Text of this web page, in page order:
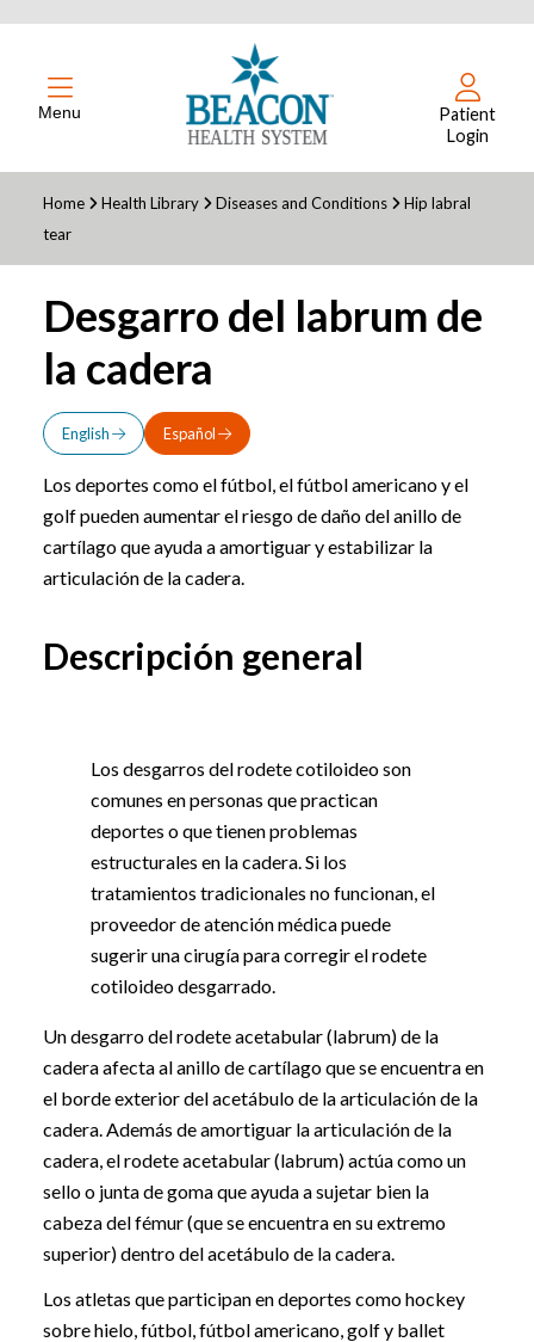
Menu
Patient
Login
Home Health Library Diseases and Conditions
Hip labral
tear
Desgarro del labrum de
la cadera
English Español
Los deportes como el fútbol, el fútbol americano y el
golf pueden aumentar el riesgo de daño del anillo de
cartílago que ayuda a amortiguar y estabilizar la
articulación de la cadera.
Descripción general
Los desgarros del rodete cotiloideo son
comunes en personas que practican
deportes o que tienen problemas
estructurales en la cadera. Si los
tratamientos tradicionales no funcionan, el
proveedor de atención médica puede
sugerir una cirugía para corregir el rodete
cotiloideo desgarrado.
Un desgarro del rodete acetabular (labrum) de la
cadera afecta al anillo de cartílago que se encuentra en
el borde exterior del acetábulo de la articulación de la
cadera. Además de amortiguar la articulación de la
cadera, el rodete acetabular (labrum) actúa como un
sello o junta de goma que ayuda a sujetar bien la
cabeza del fémur (que se encuentra en su extremo
superior) dentro del acetábulo de la cadera.
Los atletas que participan en deportes como hockey
sobre hielo, fútbol, fútbol americano, golf y ballet